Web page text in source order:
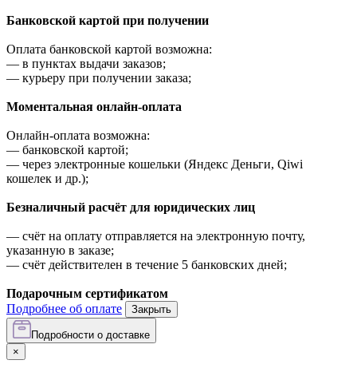
Банковской картой при получении
Оплата банковской картой возможна:
— в пунктах выдачи заказов;
— курьеру при получении заказа;
Моментальная онлайн-оплата
Онлайн-оплата возможна:
— банковской картой;
— через электронные кошельки (Яндекс Деньги, Qiwi
кошелек и др.);
Безналичный расчёт для юридических лиц
— счёт на оплату отправляется на электронную почту,
указанную в заказе;
— счёт действителен в течение 5 банковских дней;
Подарочным сертификатом
Подробнее об оплате
Закрыть
Подробности о доставке
×